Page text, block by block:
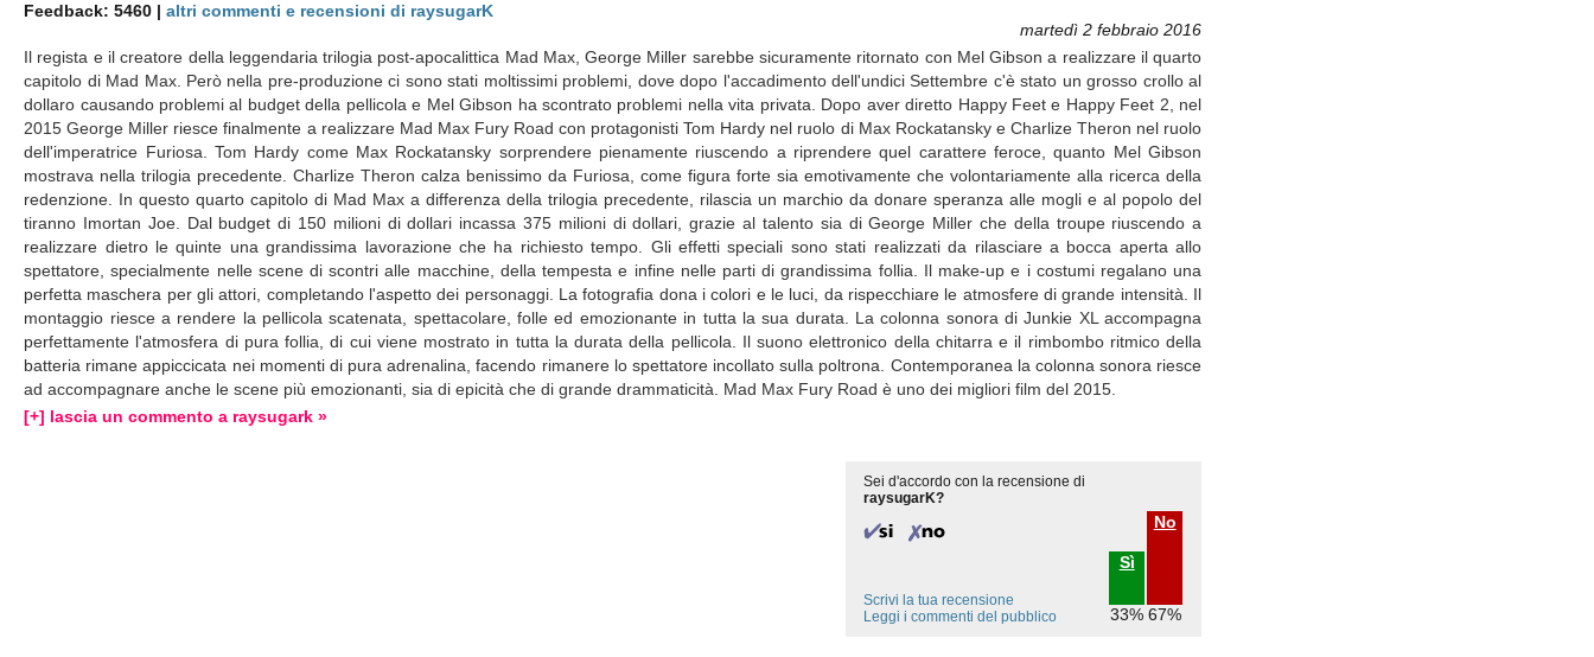
Feedback: 5460 |altri commenti e recensioni di raysugarK
martedì 2 febbraio 2016
Il regista e il creatore della leggendaria trilogia post-apocalittica Mad Max, George Miller sarebbe sicuramente ritornato con Mel Gibson a realizzare il quarto
capitolo di Mad Max. Però nella pre-produzione ci sono stati moltissimi problemi, dove dopo l'accadimento dell'undici Settembre c'è stato un grosso crollo al
dollaro causando problemi al budget della pellicola e Mel Gibson ha scontrato problemi nella vita privata. Dopo aver diretto Happy Feet e Happy Feet 2, nel
2015 George Miller riesce finalmente a realizzare Mad Max Fury Road con protagonisti Tom Hardy nel ruolo di Max Rockatansky e Charlize Theron nel ruolo
dell'imperatrice Furiosa. Tom Hardy come Max Rockatansky sorprendere pienamente riuscendo a riprendere quel carattere feroce, quanto Mel Gibson
mostrava nella trilogia precedente. Charlize Theron calza benissimo da Furiosa, come figura forte sia emotivamente che volontariamente alla ricerca della
redenzione. In questo quarto capitolo di Mad Max a differenza della trilogia precedente, rilascia un marchio da donare speranza alle mogli e al popolo del
tiranno Imortan Joe. Dal budget di 150 milioni di dollari incassa 375 milioni di dollari, grazie al talento sia di George Miller che della troupe riuscendo a
realizzare dietro le quinte una grandissima lavorazione che ha richiesto tempo. Gli effetti speciali sono stati realizzati da rilasciare a bocca aperta allo
spettatore, specialmente nelle scene di scontri alle macchine, della tempesta e infine nelle parti di grandissima follia. Il make-up e i costumi regalano una
perfetta maschera per gli attori, completando l'aspetto dei personaggi. La fotografia dona i colori e le luci, da rispecchiare le atmosfere di grande intensità. Il
montaggio riesce a rendere la pellicola scatenata, spettacolare, folle ed emozionante in tutta la sua durata. La colonna sonora di Junkie XL accompagna
perfettamente l'atmosfera di pura follia, di cui viene mostrato in tutta la durata della pellicola. Il suono elettronico della chitarra e il rimbombo ritmico della
batteria rimane appiccicata nei momenti di pura adrenalina, facendo rimanere lo spettatore incollato sulla poltrona. Contemporanea la colonna sonora riesce
ad accompagnare anche le scene più emozionanti, sia di epicità che di grande drammaticità. Mad Max Fury Road è uno dei migliori film del 2015.
[+] lascia un commento a raysugark »
Sei d'accordo con la recensione di
raysugarK?
Sì
33%
No
67%
Scrivi la tua recensione
Leggi i commenti del pubblico